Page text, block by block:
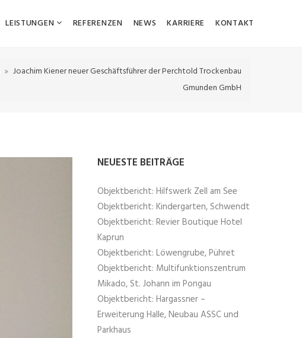
LEISTUNGEN REFERENZEN NEWS KARRIERE KONTAKT
Joachim Kiener neuer Geschäftsführer der Perchtold Trockenbau
Gmunden GmbH
NEUESTE BEITRÄGE
Objektbericht: Hilfswerk Zell am See
Objektbericht: Kindergarten, Schwendt
Objektbericht: Revier Boutique Hotel
Kaprun
Objektbericht: Löwengrube, Pühret
Objektbericht: Multifunktionszentrum
Mikado, St. Johann im Pongau
Objektbericht: Hargassner –
Erweiterung Halle, Neubau ASSC und
Parkhaus